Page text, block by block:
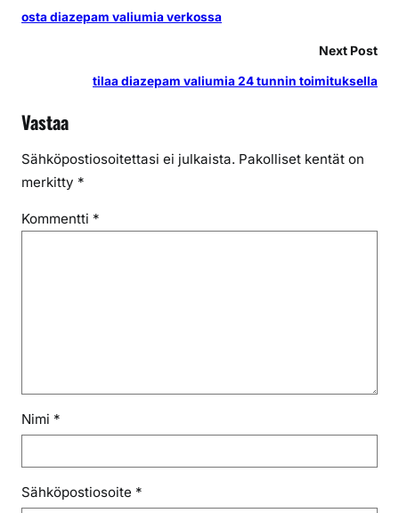
osta diazepam valiumia verkossa
Next Post
tilaa diazepam valiumia 24 tunnin toimituksella
Vastaa
Sähköpostiosoitettasi ei julkaista. Pakolliset kentät on
merkitty *
Kommentti *
Nimi *
Sähköpostiosoite *